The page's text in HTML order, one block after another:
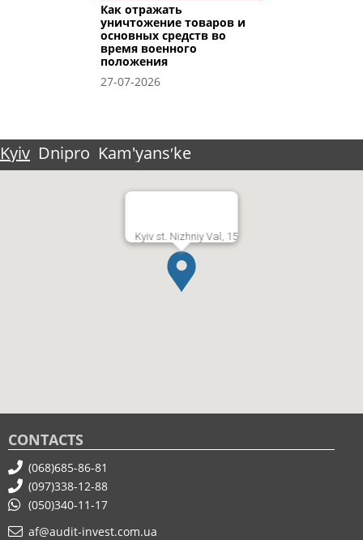
Как отражать
уничтожение товаров и
основных средств во
время военного
положения
27-07-2026
Kyiv Dnipro Kam'yansʹke
Kyiv st. Nizhniy Val, 15
CONTACTS
(068)685-86-81
(097)338-12-88
(050)340-11-17
af@audit-invest.com.ua